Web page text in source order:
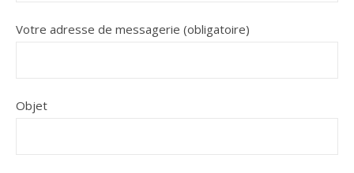
Votre adresse de messagerie (obligatoire)
Objet